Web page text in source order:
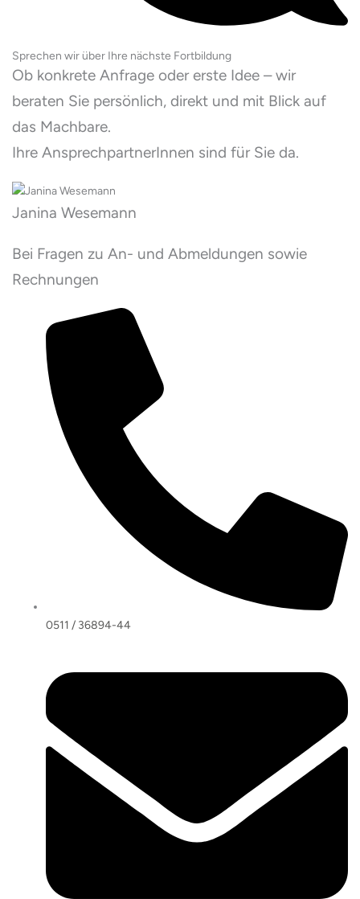
Sprechen wir über Ihre nächste Fortbildung
Ob konkrete Anfrage oder erste Idee – wir
beraten Sie persönlich, direkt und mit Blick auf
das Machbare.
Ihre AnsprechpartnerInnen sind für Sie da.
Janina Wesemann
Bei Fragen zu An- und Abmeldungen sowie
Rechnungen
0511 / 36894-44